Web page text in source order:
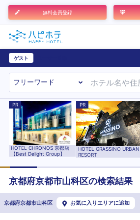
無料会員登録
ゲスト
PR
HOTEL CHRONOS 京都店
【Best Delight Group】
PR
HOTEL GRASSINO URBAN
RESORT
京都府京都市山科区の検索結果
京都府京都市山科区 お気に入りエリアに追加